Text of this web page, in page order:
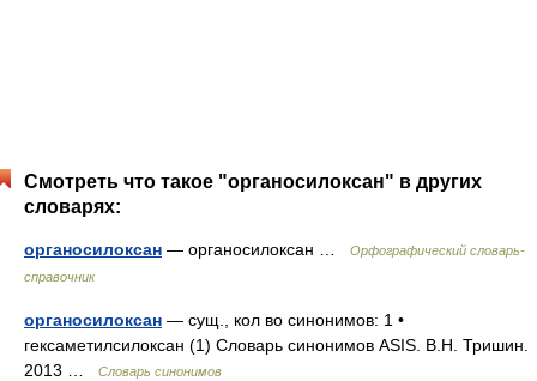
Смотреть что такое "органосилоксан" в других
словарях:
органосилоксан — органосилоксан …
Орфографический словарь-
справочник
органосилоксан — сущ., кол во синонимов: 1 •
гексаметилсилоксан (1) Словарь синонимов ASIS. В.Н. Тришин.
2013 …
Словарь синонимов